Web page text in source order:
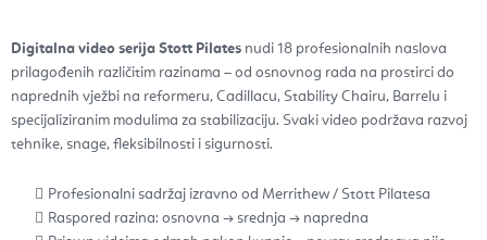
Digitalna video serija Stott Pilates nudi 18 profesionalnih naslova
prilagođenih različitim razinama – od osnovnog rada na prostirci do
naprednih vježbi na reformeru, Cadillacu, Stability Chairu, Barrelu i
specijaliziranim modulima za stabilizaciju. Svaki video podržava razvoj
tehnike, snage, fleksibilnosti i sigurnosti.
Profesionalni sadržaj izravno od Merrithew / Stott Pilatesa
Raspored razina: osnovna → srednja → napredna